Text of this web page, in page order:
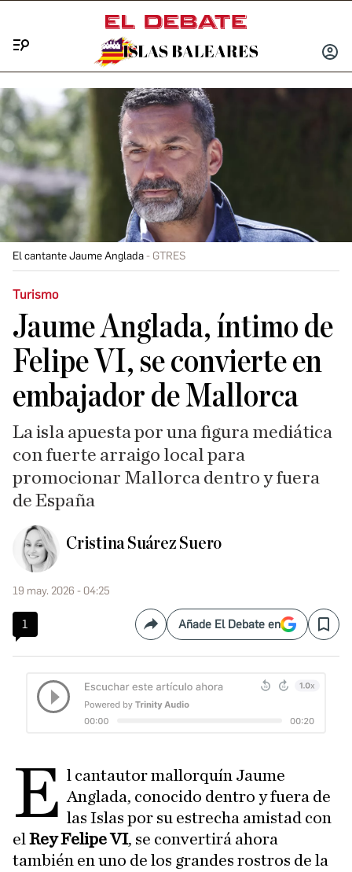
INICIAR
El cantante Jaume Anglada GTRES
Turismo
Jaume Anglada, íntimo de
Felipe VI, se convierte en
embajador de Mallorca
La isla apuesta por una figura mediática
con fuerte arraigo local para
promocionar Mallorca dentro y fuera
de España
Cristina Suárez Suero
19 may. 2026 - 04:25
1 CompartirAñade El Debate en Save
E l cantautor mallorquín Jaume
Anglada, conocido dentro y fuera de
las Islas por su estrecha amistad con
el Rey Felipe VI, se convertirá ahora
también en uno de los grandes rostros de la